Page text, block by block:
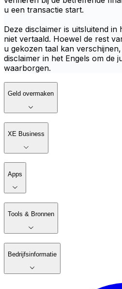
u een transactie start.
Deze disclaimer is uitsluitend in
niet vertaald. Hoewel de rest
u gekozen taal kan
disclaimer in het Engels om de
waarborgen.
Geld overmaken
XE Business
Apps
Tools & Bronnen
Bedrijfsinformatie